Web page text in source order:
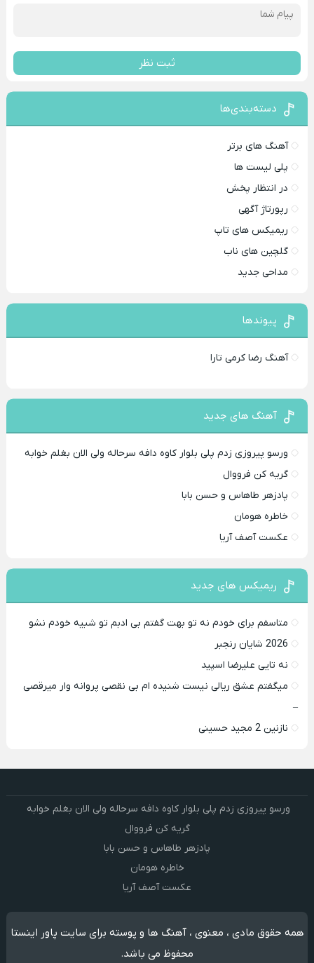
ثبت نظر
دسته‌بندی‌ها
آهنگ های برتر
پلی لیست ها
در انتظار پخش
رپورتاژ آگهی
ریمیکس های تاپ
گلچین های ناب
مداحی جدید
پیوندها
آهنگ رضا کرمی تارا
آهنگ های جدید
ورسو پیروزی زدم پلی بلوار کاوه دافه سرحاله ولی الان بغلم خوابه ‌
گریه کن فرووال
پادزهر طاهاس و حسن بابا
خاطره هومان
عکست آصف آریا
ریمیکس های جدید
متاسفم برای خودم نه تو بهت گفتم بی ادبم تو شبیه خودم نشو ‌ ‌
2026 شایان رنجبر
نه تایی علیرضا اسپید
میگفتم عشق ریالی نیست شنیده ام بی نقصی پروانه وار میرقصی
–
نازنین 2 مجید حسینی
ورسو پیروزی زدم پلی بلوار کاوه دافه سرحاله ولی الان بغلم خوابه ‌
گریه کن فرووال
پادزهر طاهاس و حسن بابا
خاطره هومان
عکست آصف آریا
همه حقوق مادی ، معنوی ، آهنگ ها و پوسته برای سایت پاور اینستا
محفوظ می باشد.